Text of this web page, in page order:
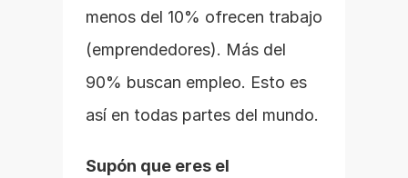
menos del 10% ofrecen trabajo
(emprendedores). Más del
90% buscan empleo. Esto es
así en todas partes del mundo.
Supón que eres el